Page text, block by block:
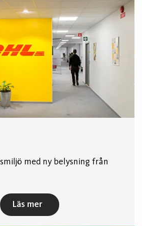
med ny belysning från
Läs mer